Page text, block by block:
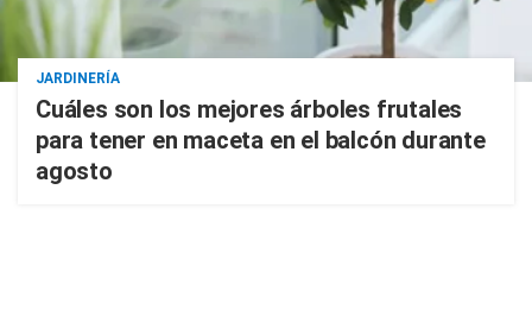
JARDINERÍA
Cuáles son los mejores árboles frutales
para tener en maceta en el balcón durante
agosto